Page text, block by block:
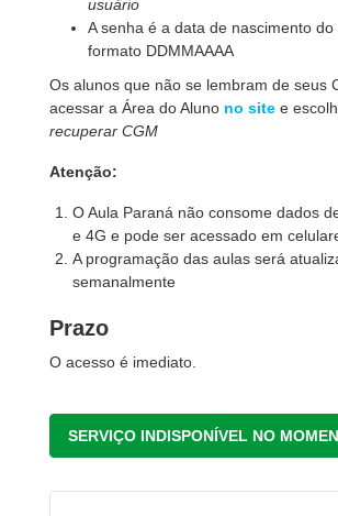
usuário
A senha é a data de nascimento
formato DDMMAAAA
Os alunos que não se lembram de seus
acessar a Área do Aluno no site e
recuperar CGM
Atenção:
O Aula Paraná não consome dados
e 4G e pode ser acessado em
A programação das aulas será
semanalmente
Prazo
O acesso é imediato.
SERVIÇO INDISPONÍVEL NO